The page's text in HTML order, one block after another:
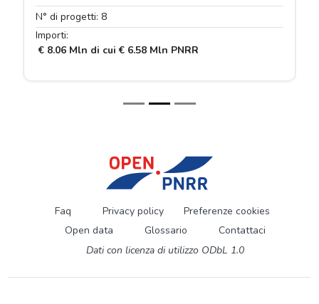
N° di progetti: 8
Importi:
€ 8.06 Mln di cui € 6.58 Mln PNRR
Faq Privacy policy
Preferenze cookies
Open data
Glossario
Contattaci
Dati con licenza di utilizzo ODbL 1.0